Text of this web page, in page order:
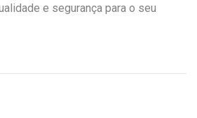
e segurança para o seu